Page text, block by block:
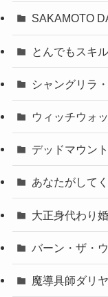
SAKAMOTO
とんでもスキ
シャングリラ
ウィッチウォ
デッドマウン
あなたがして
大正身代わり
バーン・ザ・
魔導具師ダリ